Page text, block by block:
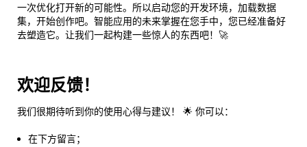
一次优化打开新的可能性。所以启动您的开发环境，加载数据
集，开始创作吧。智能应用的未来掌握在您手中，您已经准备好
去塑造它。让我们一起构建一些惊人的东西吧！🚀
欢迎反馈！
我们很期待听到你的使用心得与建议！ 🌟 你可以：
在下方留言；